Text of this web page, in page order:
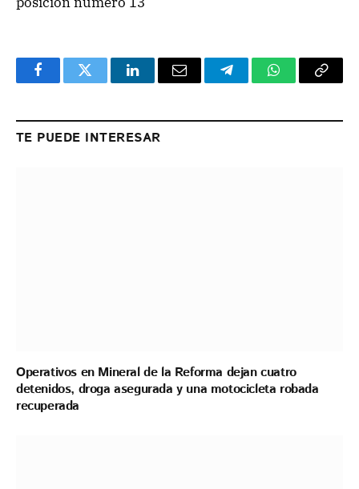
FacebookTwitter LinkedInEmail TelegramWhatsApp
Copy
TE PUEDE INTERESAR
Operativos en Mineral de la Reforma dejan cuatro
detenidos, droga asegurada y una motocicleta robada
recuperada